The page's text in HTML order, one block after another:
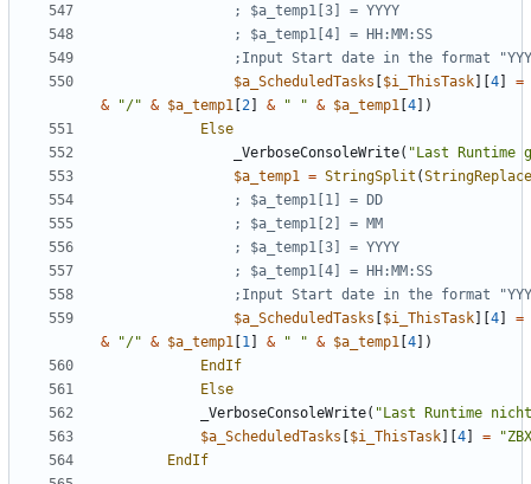
$a_ScheduledTasks [$i_ThisTask][4]
=
&
"/" & $a_temp1 [2] & " " & $a_temp1 [4])
Else
_VerboseConsoleWrite( "Last Runtime
$a_temp1
= StringSplit (StringReplace
$a_ScheduledTasks [$i_ThisTask][4]
=
&
"/" & $a_temp1 [1 ] & " " & $a_temp1 [4])
EndIf
Else
_VerboseConsoleWrite( "Last Runtime
$a_ScheduledTasks [$i_ThisTask][4] =
EndIf